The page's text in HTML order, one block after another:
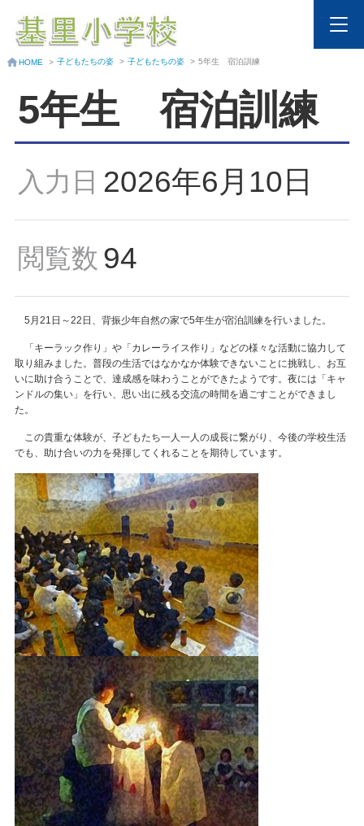
HOME > 子どもたちの姿 > 子どもたちの姿 > 5年生 宿泊訓練
5年生 宿泊訓練
入力日 2026年6月10日
閲覧数 94
5月21日～22日、背振少年自然の家で5年生が宿泊訓練を行いました。
「キーラック作り」や「カレーライス作り」などの様々な活動に協力して
取り組みました。普段の生活ではなかなか体験できないことに挑戦し、お互
いに助け合うことで、達成感を味わうことができたようです。夜には「キャ
ンドルの集い」を行い、思い出に残る交流の時間を過ごすことができまし
た。
この貴重な体験が、子どもたち一人一人の成長に繋がり、今後の学校生活
でも、助け合いの力を発揮してくれることを期待しています。